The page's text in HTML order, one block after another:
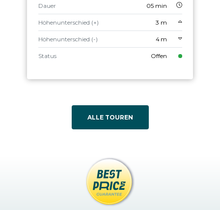
Dauer 05 min
Höhenunterschied (+) 3 m
Höhenunterschied (-) 4 m
Status Offen
ALLE TOUREN